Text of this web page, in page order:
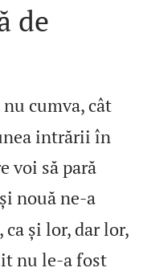
de
nu cumva, cât
intrării în
voi să pară
nouă ne‑a
, ca și lor, dar lor,
nu le‑a fost